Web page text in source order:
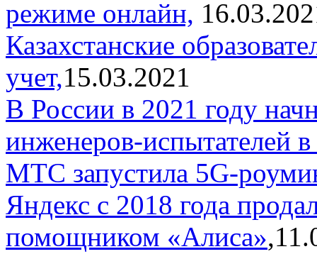
режиме онлайн,
Казахстанские
учет,15.03.2021
В России в 2021 году
инженеров-испытателей в
МТС запустила 5G-
Яндекс с 2018 года
помощником «Алиса»